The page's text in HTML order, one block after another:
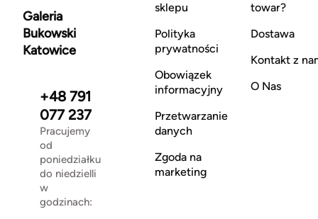
Galeria
Bukowski
Katowice
+48 791
077 237
Pracujemy
od
poniedziałku
do niedzielli
w
godzinach:
sklepu
Polityka
prywatności
Obowiązek
informacyjny
Przetwarzanie
danych
Zgoda na
marketing
towar?
Dostawa
Kontakt z
O Nas